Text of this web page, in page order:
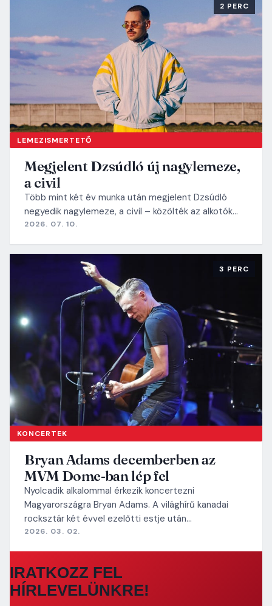
LEMEZISMERTETŐ
2 PERC
Megjelent Dzsúdló új nagylemeze,
a civil
Több mint két év munka után megjelent Dzsúdló
negyedik nagylemeze, a civil – közölték az alkotók…
2026. 07. 10.
KONCERTEK
3 PERC
Bryan Adams decemberben az
MVM Dome-ban lép fel
Nyolcadik alkalommal érkezik koncertezni
Magyarországra Bryan Adams. A világhírű kanadai
rocksztár két évvel ezelőtti estje után…
2026. 03. 02.
IRATKOZZ FEL
HÍRLEVELÜNKRE!